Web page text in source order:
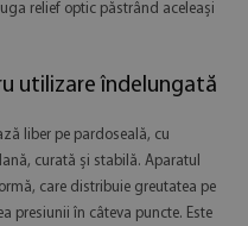
relief optic păstrând aceleași
utilizare îndelungată
liber pe pardoseală, cu
curată și stabilă. Aparatul
care distribuie greutatea pe
presiunii în câteva puncte. Este